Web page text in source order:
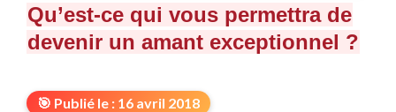
Qu’est-ce qui vous permettra de
devenir un amant exceptionnel ?
🎯 Publié le : 16 avril 2018